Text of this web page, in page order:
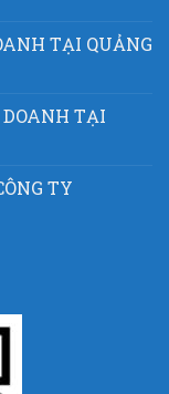
TẠI QUẢNG
TẠI
TY